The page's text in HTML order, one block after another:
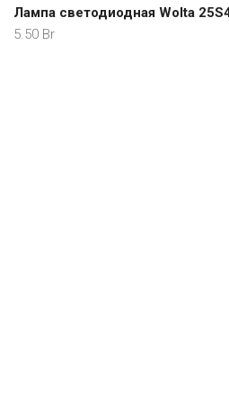
Лампа светодиодная Wolta
5.50 Br